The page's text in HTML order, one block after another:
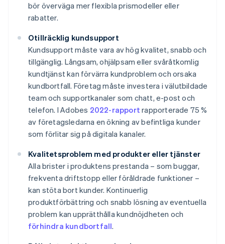
bör överväga mer flexibla prismodeller eller
rabatter.
Otillräcklig kundsupport
Kundsupport måste vara av hög kvalitet, snabb och
tillgänglig. Långsam, ohjälpsam eller svåråtkomlig
kundtjänst kan förvärra kundproblem och orsaka
kundbortfall. Företag måste investera i välutbildade
team och supportkanaler som chatt, e-post och
telefon. I Adobes 2022-rapport rapporterade 75 %
av företagsledarna en ökning av befintliga kunder
som förlitar sig på digitala kanaler.
Kvalitetsproblem med produkter eller tjänster
Alla brister i produktens prestanda – som buggar,
frekventa driftstopp eller föråldrade funktioner –
kan stöta bort kunder. Kontinuerlig
produktförbättring och snabb lösning av eventuella
problem kan upprätthålla kundnöjdheten och
förhindra kundbortfall.